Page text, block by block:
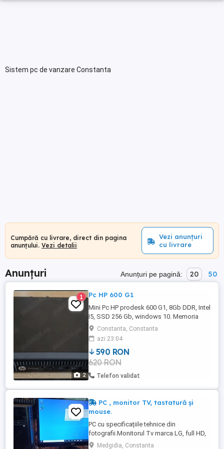
Sistem pc de vanzare Constanta
Cumpără cu livrare, direct din pagina
anunțului. Vezi detalii
Vezi anunțuri
cu livrare
Anunțuri Anunțuri pe pagină: 20 50
2
1 Pc HP 600 G1
Mini Pc HP prodesk 600 G1, 8Gb DDR, Intel
I5, SSD 256 Gb, windows 10. Memoria
ram poate fi marita iar sistemul de operare
schimbat cu windows 11.
Constanta, Constanta
azi 23:04
590 RON
620 RON
Telefon validat
PC , monitor TV, tastatură și
mouse.
PC cu specificațiile tehnice din
fotografii.Monitorul Tv marca LG, full HD,
diagonală 60 cm. Sistemul se vinde cu
Medgidia, Constanta